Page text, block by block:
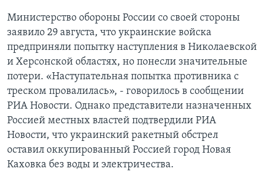
Министерство обороны России со своей стороны
заявило 29 августа, что украинские войска
предприняли попытку наступления в Николаевской
и Херсонской областях, но понесли значительные
потери. «Наступательная попытка противника с
треском провалилась», - говорилось в сообщении
РИА Новости. Однако представители назначенных
Россией местных властей подтвердили РИА
Новости, что украинский ракетный обстрел
оставил оккупированный Россией город Новая
Каховка без воды и электричества.